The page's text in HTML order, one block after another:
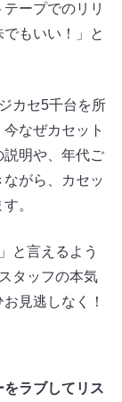
ープでのリリ
もいい！」と
カセ5千台を所
なぜカセット
説明や、年代ご
がら、カセッ
。
と言えるよう
タッフの本気
見逃しなく！
ラブしてリス